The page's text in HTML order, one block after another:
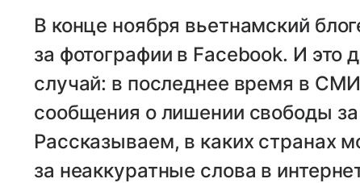
В конце ноября вьетнамский
за фотографии в Facebook. И это
случай: в последнее время в
сообщения о лишении свободы
Рассказываем, в каких странах
за неаккуратные слова в